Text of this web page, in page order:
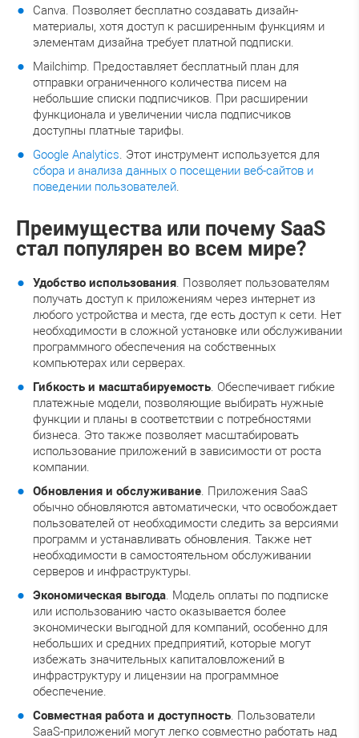
Canva. Позволяет бесплатно создавать дизайн-
материалы, хотя доступ к расширенным функциям и
элементам дизайна требует платной подписки.
Mailchimp. Предоставляет бесплатный план для
отправки ограниченного количества писем на
небольшие списки подписчиков. При расширении
функционала и увеличении числа подписчиков
доступны платные тарифы.
Google Analytics. Этот инструмент используется для
сбора и анализа данных о посещении веб-сайтов и
поведении пользователей.
Преимущества или почему SaaS
стал популярен во всем мире?
Удобство использования. Позволяет пользователям
получать доступ к приложениям через интернет из
любого устройства и места, где есть доступ к сети. Нет
необходимости в сложной установке или обслуживании
программного обеспечения на собственных
компьютерах или серверах.
Гибкость и масштабируемость. Обеспечивает гибкие
платежные модели, позволяющие выбирать нужные
функции и планы в соответствии с потребностями
бизнеса. Это также позволяет масштабировать
использование приложений в зависимости от роста
компании.
Обновления и обслуживание. Приложения SaaS
обычно обновляются автоматически, что освобождает
пользователей от необходимости следить за версиями
программ и устанавливать обновления. Также нет
необходимости в самостоятельном обслуживании
серверов и инфраструктуры.
Экономическая выгода. Модель оплаты по подписке
или использованию часто оказывается более
экономически выгодной для компаний, особенно для
небольших и средних предприятий, которые могут
избежать значительных капиталовложений в
инфраструктуру и лицензии на программное
обеспечение.
Совместная работа и доступность. Пользователи
SaaS-приложений могут легко совместно работать над